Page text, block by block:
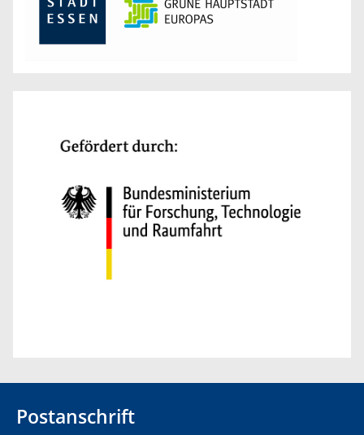
Postanschrift